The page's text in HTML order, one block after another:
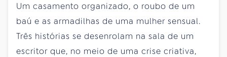
Um casamento organizado, o roubo de um
baú e as armadilhas de uma mulher sensual.
Três histórias se desenrolam na sala de um
escritor que, no meio de uma crise criativa,